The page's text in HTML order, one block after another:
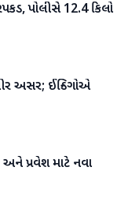
પોલીસે 12.4 કિલો
અસર; ઈન્ડિગોએ
પ્રવેશ માટે નવા